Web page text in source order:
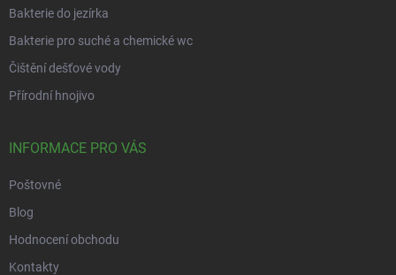
Bakterie do jezírka
Bakterie pro suché a chemické wc
Čištění dešťové vody
Přírodní hnojivo
INFORMACE PRO VÁS
Poštovné
Blog
Hodnocení obchodu
Kontakty